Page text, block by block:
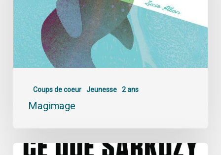
Coups de coeur Jeunesse 2 ans
Magimage